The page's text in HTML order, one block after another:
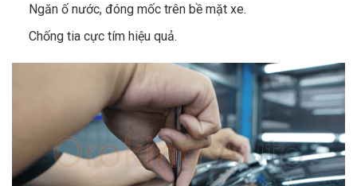
Ngăn ố nước, đóng mốc trên bề mặt xe.
Chống tia cực tím hiệu quả.